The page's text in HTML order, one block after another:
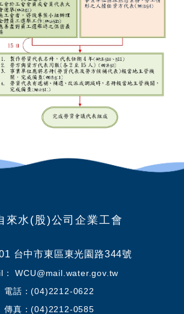
來水(股)公司企業工會
台中市東區東光園路344號
： WCU@mail.water.gov.tw
電話：(04)2212-0622
傳真：(04)2212-0585